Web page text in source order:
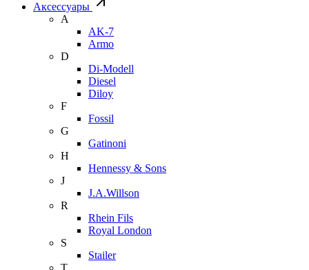
Аксессуары
A
AK-7
Armo
D
Di-Modell
Diesel
Diloy
F
Fossil
G
Gatinoni
H
Hennessy & Sons
J
J.A.Willson
R
Rhein Fils
Royal London
S
Stailer
T